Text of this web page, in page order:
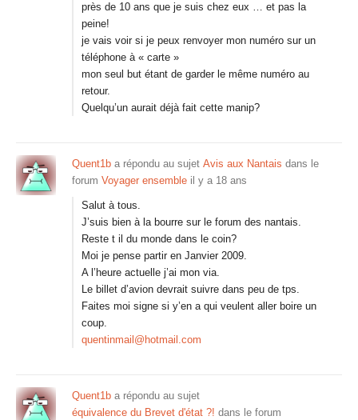
près de 10 ans que je suis chez eux … et pas la
peine!
je vais voir si je peux renvoyer mon numéro sur un
téléphone à « carte »
mon seul but étant de garder le même numéro au
retour.
Quelqu’un aurait déjà fait cette manip?
Quent1b a répondu au sujet Avis aux Nantais dans le
forum Voyager ensemble il y a 18 ans
Salut à tous.
J’suis bien à la bourre sur le forum des nantais.
Reste t il du monde dans le coin?
Moi je pense partir en Janvier 2009.
A l’heure actuelle j’ai mon via.
Le billet d’avion devrait suivre dans peu de tps.
Faites moi signe si y’en a qui veulent aller boire un
coup.
quentinmail@hotmail.com
Quent1b a répondu au sujet
équivalence du Brevet d'état ?! dans le forum